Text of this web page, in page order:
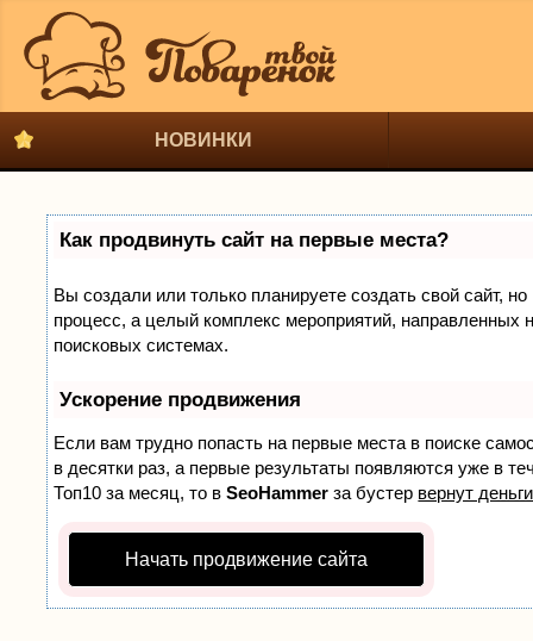
НОВИНКИ
Как продвинуть сайт на первые места?
Вы создали или только планируете создать свой сайт,
процесс, а целый комплекс мероприятий, направленных
поисковых системах.
Ускорение продвижения
Если вам трудно попасть на первые места в поиске
в десятки раз, а первые результаты появляются уже в
Топ10 за месяц, то вSeoHammer за бустер вернут
Начать продвижение сайта